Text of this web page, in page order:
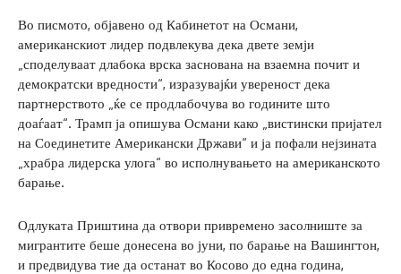
Во писмото, објавено од Кабинетот на Османи,
американскиот лидер подвлекува дека двете земји
„споделуваат длабока врска заснована на взаемна почит и
демократски вредности“, изразувајќи увереност дека
партнерството „ќе се продлабочува во годините што
доаѓаат“. Трамп ја опишува Османи како „вистински пријател
на Соединетите Американски Држави“ и ја пофали нејзината
„храбра лидерска улога“ во исполнувањето на американското
барање.
Одлуката Приштина да отвори привремено засолниште за
мигрантите беше донесена во јуни, по барање на Вашингтон,
и предвидува тие да останат во Косово до една година,